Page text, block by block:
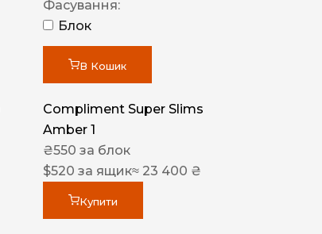
Фасування:
Блок
В Кошик
Compliment Super Slims
Amber 1
₴550 за блок
$520 за ящик≈ 23 400 ₴
Купити